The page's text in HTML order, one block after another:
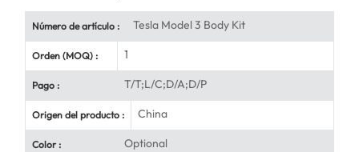
Número de artículo : Tesla Model 3 Body Kit
Orden (MOQ) : 1
Pago : T/T;L/C;D/A;D/P
Origen del producto : China
Color : Optional